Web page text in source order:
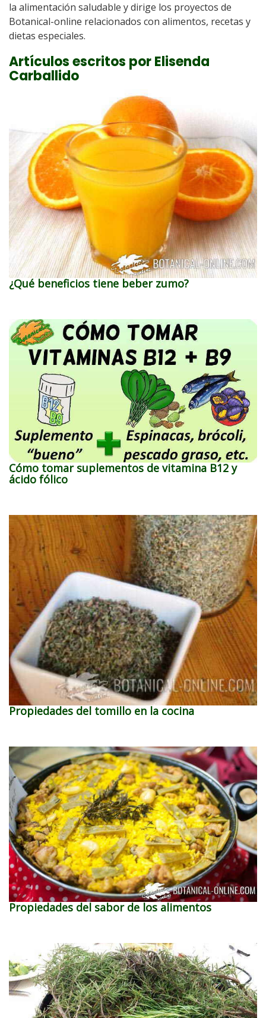
la alimentación saludable y dirige los proyectos de
Botanical-online relacionados con alimentos, recetas y
dietas especiales.
Artículos escritos por Elisenda
Carballido
¿Qué beneficios tiene beber zumo?
Cómo tomar suplementos de vitamina B12 y
ácido fólico
Propiedades del tomillo en la cocina
Propiedades del sabor de los alimentos